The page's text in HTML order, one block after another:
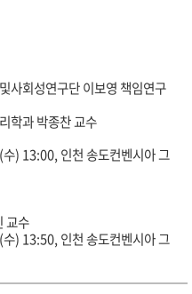
사회성연구단 이보영 책임연구
학과 박종찬 교수
) 13:00, 인천 송도컨벤시아 그
교수
) 13:50, 인천 송도컨벤시아 그